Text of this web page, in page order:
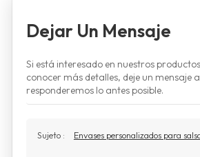
Dejar Un Mensaje
Si está interesado en nuestros
conocer más detalles, deje un mensaje
responderemos lo antes posible.
Sujeto : Envases personalizados para